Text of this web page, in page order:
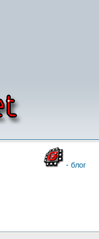
- блог